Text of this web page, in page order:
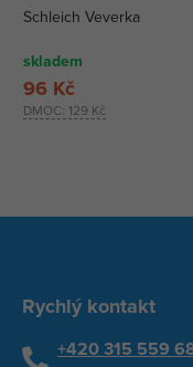
Schleich Veverka
skladem
DMOC: 129 Kč
96 Kč
Rychlý kontakt
+420 315 559